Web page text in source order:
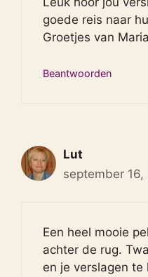
goede reis naar
Groetjes van
Beantwoorden
Lut
september
Een heel mooie
achter de rug.
en je verslagen te